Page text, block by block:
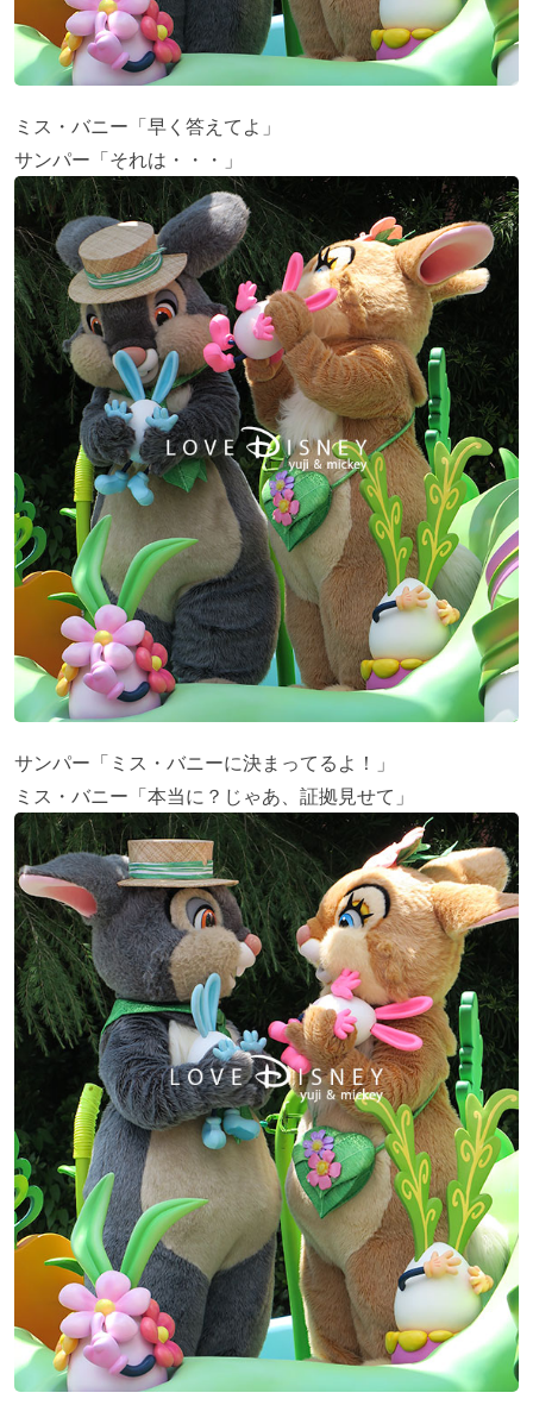
ミス・バニー「早く答えてよ」
サンパー「それは・・・」
サンパー「ミス・バニーに決まってるよ！」
ミス・バニー「本当に？じゃあ、証拠見せて」